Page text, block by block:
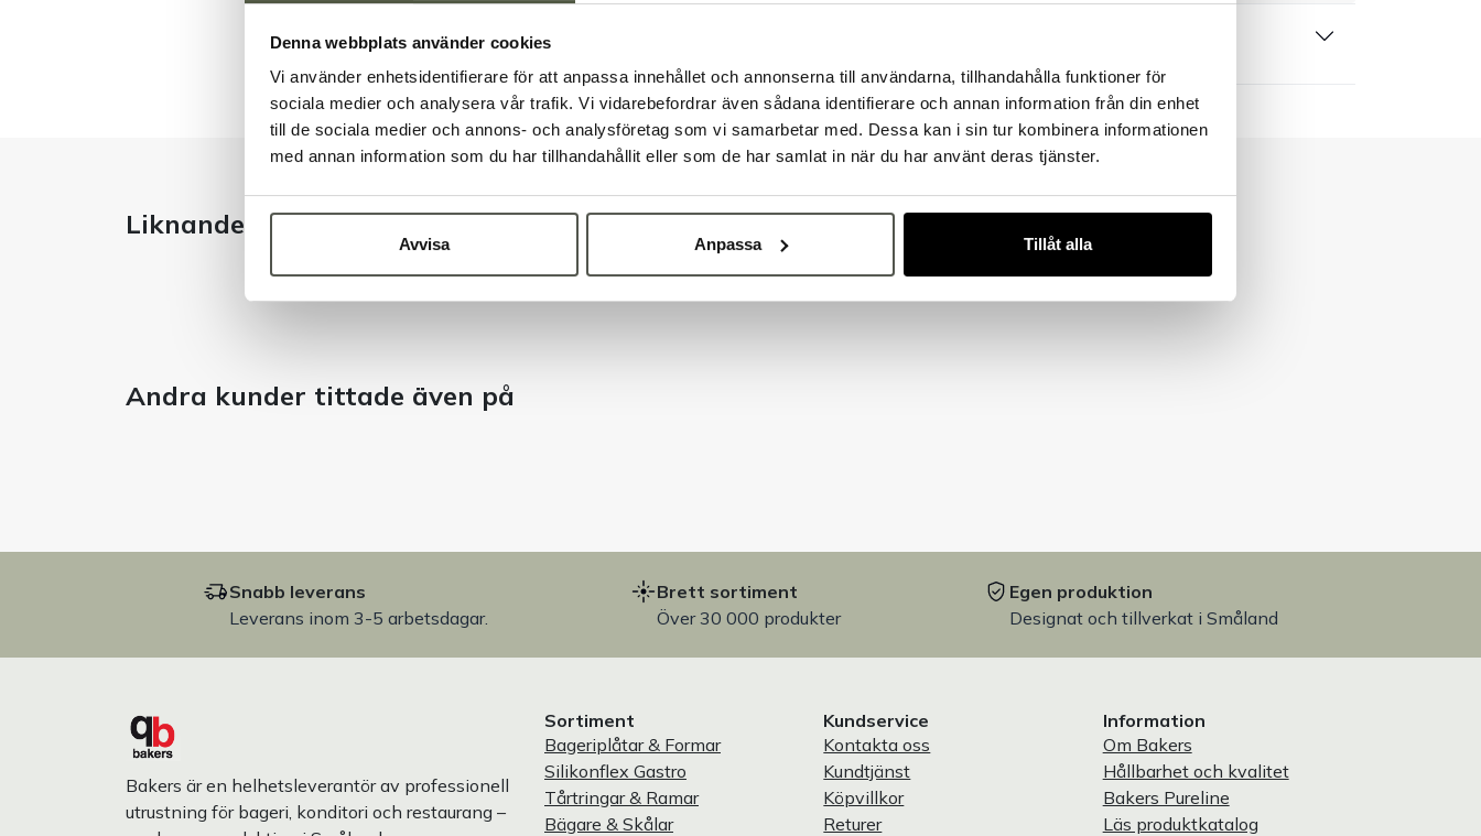
Denna webbplats använder cookies
Vi använder enhetsidentifierare för att anpassa innehållet och annonserna till användarna, tillhandahålla funktioner för
sociala medier och analysera vår trafik. Vi vidarebefordrar även sådana identifierare och annan information från din enhet
till de sociala medier och annons- och analysföretag som vi samarbetar med. Dessa kan i sin tur kombinera informationen
med annan information som du har tillhandahållit eller som de har samlat in när du har använt deras tjänster.
Avvisa Anpassa Tillåt alla
Liknande produkter
Andra kunder tittade även på
Snabb leverans
Leverans inom 3-5 arbetsdagar.
Brett sortiment
Över 30 000 produkter
Egen produktion
Designat och tillverkat i Småland
Bakers är en helhetsleverantör av professionell
utrustning för bageri, konditori och restaurang –
Sortiment
Bageriplåtar & Formar
Silikonflex Gastro
Tårtringar & Ramar
Bägare & Skålar
Kundservice
Kontakta oss
Kundtjänst
Köpvillkor
Returer
Information
Om Bakers
Hållbarhet och kvalitet
Bakers Pureline
Läs produktkatalog
Välkommen till Bakers!
Handlar du som företag eller privatperson?
Fortsätt som privatperson
Fortsätt som företag